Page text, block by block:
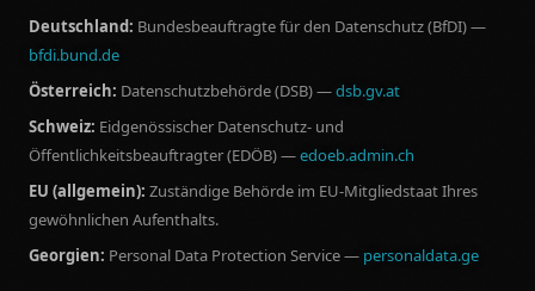
Deutschland: Bundesbeauftragte für den Datenschutz (BfDI) —
bfdi.bund.de
Österreich: Datenschutzbehörde (DSB) —dsb.gv.at
Schweiz: Eidgenössischer Datenschutz- und
Öffentlichkeitsbeauftragter (EDÖB) —edoeb.admin.ch
EU (allgemein): Zuständige Behörde im EU-Mitgliedstaat Ihres
gewöhnlichen Aufenthalts.
Georgien: Personal Data Protection Service — personaldata.ge